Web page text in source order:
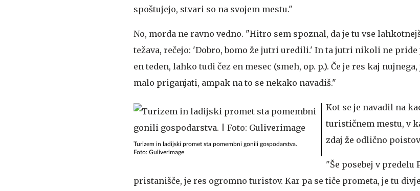
spoštujejo, stvari so na svojem mestu."
No, morda ne ravno vedno. "Hitro sem spoznal, da je tu vse
težava, rečejo: 'Dobro, bomo že jutri uredili.' In ta jutri nikoli ne
en teden, lahko tudi čez en mesec (smeh, op. p.). Če je res kaj
malo priganjati, ampak na to se nekako navadiš."
Turizem in ladijski promet sta pomembni gonili gospodarstva.
Foto: Guliverimage
Kot se je navadil na
turističnem mestu, v
zdaj že odlično
"Še posebej v predelu
pristanišče, je res ogromno turistov. Kar pa se tiče prometa, je tu